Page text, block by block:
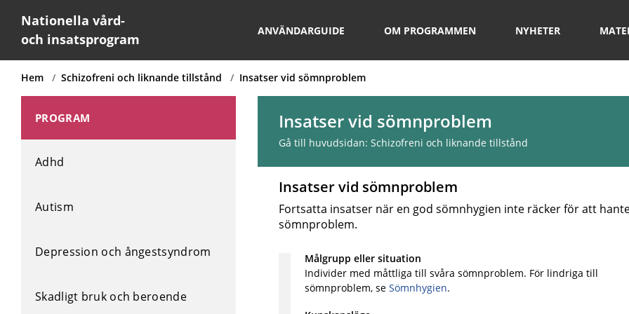
Nationella vård-
och insatsprogram
ANVÄNDARGUIDE OM PROGRAMMEN NYHETER
Hem Schizofreni och liknande tillstånd Insatser vid sömnproblem
PROGRAM
Adhd
Autism
Depression och ångestsyndrom
Skadligt bruk och beroende
Insatser vid sömnproblem
Gå till huvudsidan: Schizofreni och liknande tillstånd
Insatser vid sömnproblem
Fortsatta insatser när en god sömnhygien inte räcker för att
sömnproblem.
Målgrupp eller situation
Individer med måttliga till svåra sömnproblem. För lindriga till
sömnproblem, se Sömnhygien.